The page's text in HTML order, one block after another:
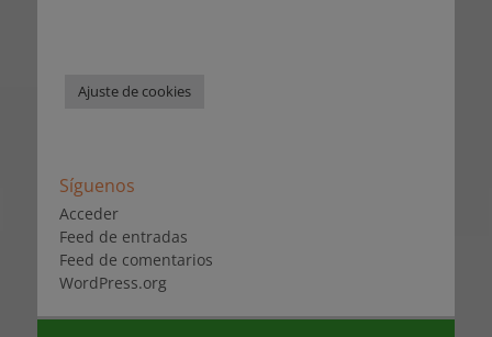
Ajuste de cookies
Síguenos
Acceder
Feed de entradas
Feed de comentarios
WordPress.org